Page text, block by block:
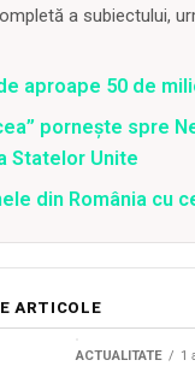
a subiectului,
aproape 50 de
pornește spre
Statelor Unite
din România cu
ARTICOLE
ACTUALITATE 1